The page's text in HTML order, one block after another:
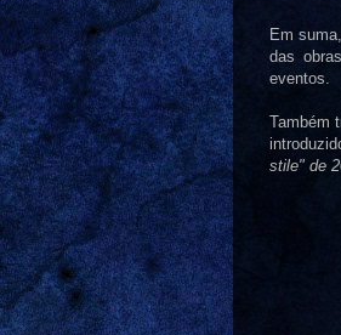
Em
das
eventos.
Também
stile" de